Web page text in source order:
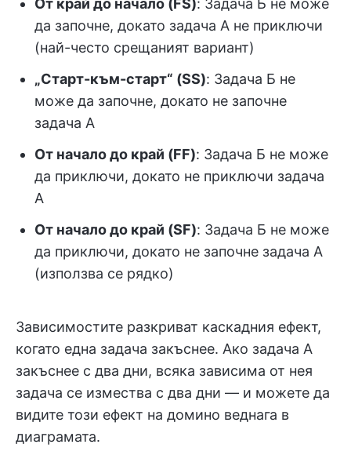
От край до начало (FS): Задача Б не може
да започне, докато задача А не приключи
(най-често срещаният вариант)
„Старт-към-старт“ (SS): Задача Б не
може да започне, докато не започне
задача А
От начало до край (FF): Задача Б не може
да приключи, докато не приключи задача
А
От начало до край (SF): Задача Б не може
да приключи, докато не започне задача А
(използва се рядко)
Зависимостите разкриват каскадния ефект,
когато една задача закъснее. Ако задача А
закъснее с два дни, всяка зависима от нея
задача се измества с два дни — и можете да
видите този ефект на домино веднага в
диаграмата.